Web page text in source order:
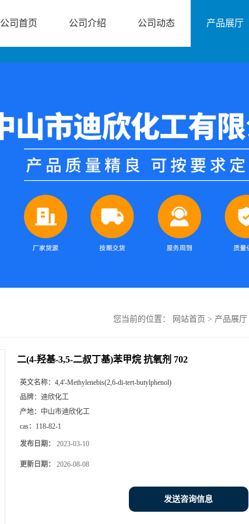
公司首页 公司介绍 公司动态 产品展厅
您当前的位置： 网站首页 > 产品展厅
二(4-羟基-3,5-二叔丁基)苯甲烷 抗氧剂 702
英文名称： 4,4'-Methylenebis(2,6-di-tert-butylphenol)
品牌： 迪欣化工
产地： 中山市迪欣化工
cas： 118-82-1
发布日期： 2023-03-10
更新日期： 2026-08-08
发送咨询信息